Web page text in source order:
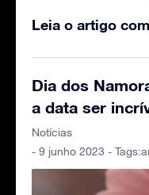
Leia o artigo
Dia dos
a data ser
Notícias
- 9 junho 2023 - Tags: